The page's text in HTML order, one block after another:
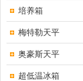
培养箱
梅特勒天平
奥豪斯天平
超低温冰箱